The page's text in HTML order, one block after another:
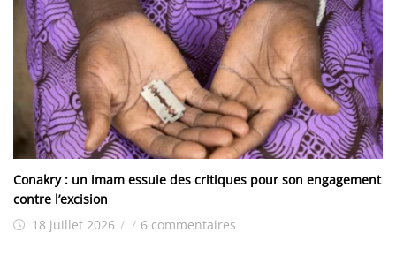
Conakry : un imam essuie des critiques pour son engagement
contre l’excision
18 juillet 2026 / / 6 commentaires